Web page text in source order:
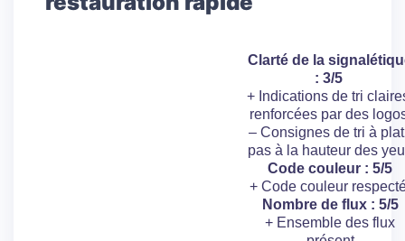
Clarté de la
: 3/5
+ Indications de tri
renforcées par des
– Consignes de tri à
pas à la hauteur des
Code couleur : 5/5
+ Code couleur
Nombre de flux : 5/5
+ Ensemble des flux